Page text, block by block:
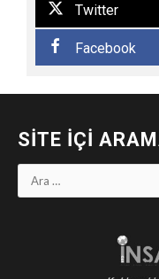
Twitter
Facebook
SITE İÇI
Arama: